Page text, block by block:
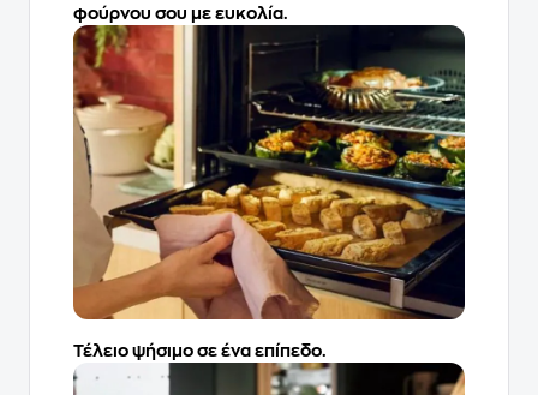
φούρνου σου με ευκολία.
Τέλειο ψήσιμο σε ένα επίπεδο.